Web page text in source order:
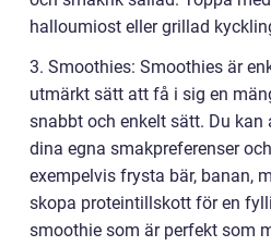
halloumiost eller grillad
3. Smoothies: Smoothies är
utmärkt sätt att få i sig en
snabbt och enkelt sätt. Du
dina egna smakpreferenser
exempelvis frysta bär, banan,
skopa proteintillskott för en
smoothie som är perfekt som